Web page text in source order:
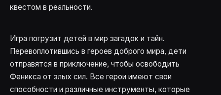
квестом в реальности.
Игра погрузит детей в мир загадок и тайн.
Перевоплотившись в героев доброго мира, дети
отправятся в приключение, чтобы освободить
Феникса от злых сил. Все герои имеют свои
способности и различные инструменты, которые